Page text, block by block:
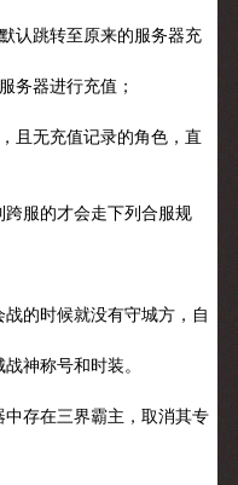
认跳转至原来的服务器充
务器进行充值；
且无充值记录的角色，直
服的才会走下列合服规
的时候就没有守城方，自
神称号和时装。
存在三界霸主，取消其专